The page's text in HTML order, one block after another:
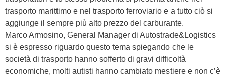
trasporto marittimo e nel trasporto ferroviario e a tutto ciò si
aggiunge il sempre più alto prezzo del carburante.
Marco Armosino, General Manager di Autostrade&Logistics
si è espresso riguardo questo tema spiegando che le
società di trasporto hanno sofferto di gravi difficoltà
economiche, molti autisti hanno cambiato mestiere e non c’è